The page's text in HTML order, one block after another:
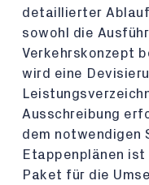
detaillierter
sowohl die
Verkehrskonzept
wird eine
Ausschreibung
dem notwendigen
Etappenplänen
Paket für die